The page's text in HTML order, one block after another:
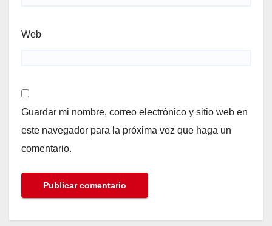
Web
Guardar mi nombre, correo electrónico y sitio web en
este navegador para la próxima vez que haga un
comentario.